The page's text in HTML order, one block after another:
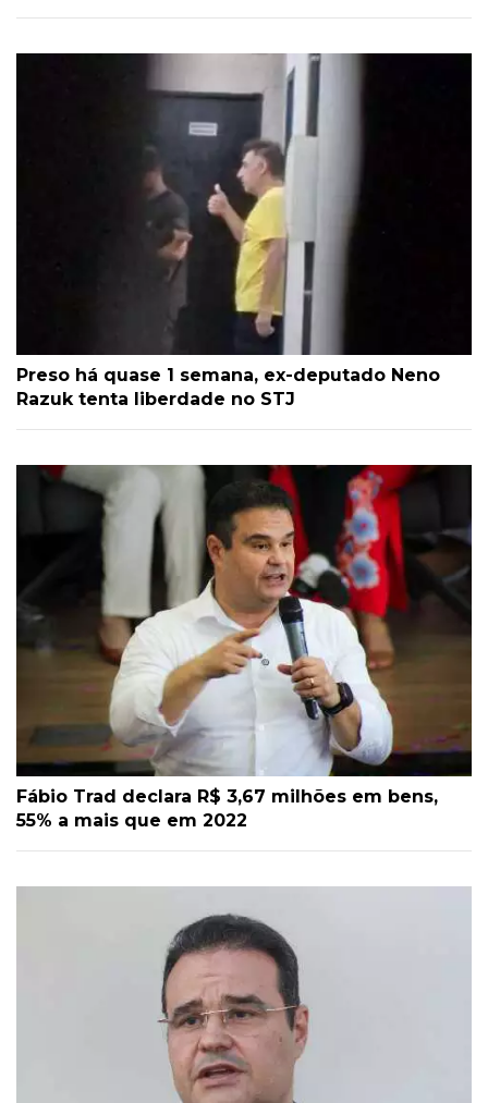
Preso há quase 1 semana, ex-deputado Neno
Razuk tenta liberdade no STJ
Fábio Trad declara R$ 3,67 milhões em bens,
55% a mais que em 2022